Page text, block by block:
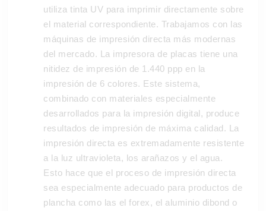
utiliza tinta UV para imprimir directamente sobre
el material correspondiente. Trabajamos con las
máquinas de impresión directa más modernas
del mercado. La impresora de placas tiene una
nitidez de impresión de 1.440 ppp en la
impresión de 6 colores. Este sistema,
combinado con materiales especialmente
desarrollados para la impresión digital, produce
resultados de impresión de máxima calidad. La
impresión directa es extremadamente resistente
a la luz ultravioleta, los arañazos y el agua.
Esto hace que el proceso de impresión directa
sea especialmente adecuado para productos de
plancha como las el forex, el aluminio dibond o